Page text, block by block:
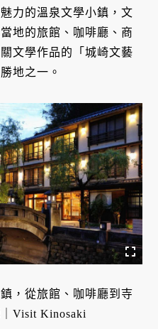
力的溫泉文學小鎮，文
地的旅館、咖啡廳、商
文學作品的「城崎文藝
地之一。
，從旅館、咖啡廳到寺
Visit Kinosaki